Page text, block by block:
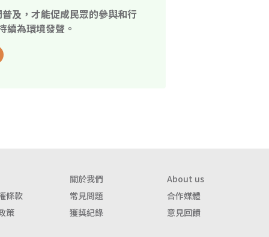
及，才能促成民眾的參與和行
續為環境發聲。
關於我們
About us
條款
常見問題
合作媒體
策
獲獎紀錄 意見回饋